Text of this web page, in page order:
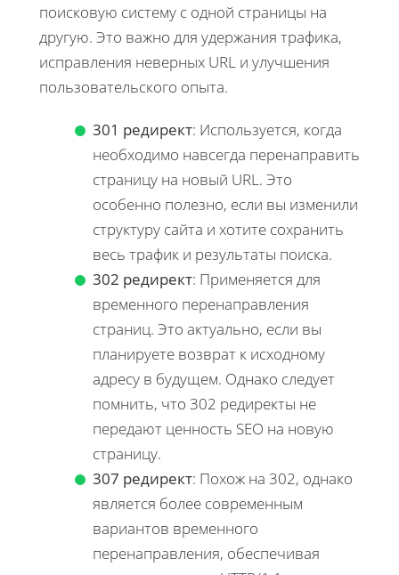
поисковую систему с одной страницы на
другую. Это важно для удержания трафика,
исправления неверных URL и улучшения
пользовательского опыта.
301 редирект: Используется, когда
необходимо навсегда перенаправить
страницу на новый URL. Это
особенно полезно, если вы изменили
структуру сайта и хотите сохранить
весь трафик и результаты поиска.
302 редирект: Применяется для
временного перенаправления
страниц. Это актуально, если вы
планируете возврат к исходному
адресу в будущем. Однако следует
помнить, что 302 редиректы не
передают ценность SEO на новую
страницу.
307 редирект: Похож на 302, однако
является более современным
вариантов временного
перенаправления, обеспечивая